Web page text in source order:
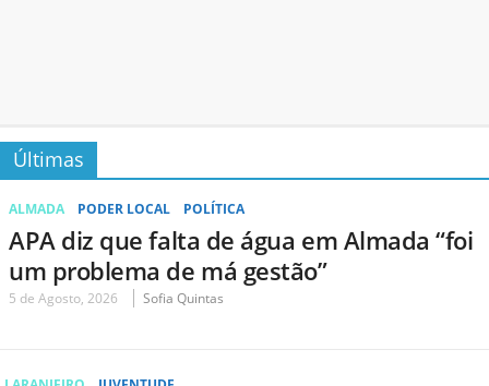
Últimas
ALMADA PODER LOCAL POLÍTICA
APA diz que falta de água em Almada “foi
um problema de má gestão”
5 de Agosto, 2026 Sofia Quintas